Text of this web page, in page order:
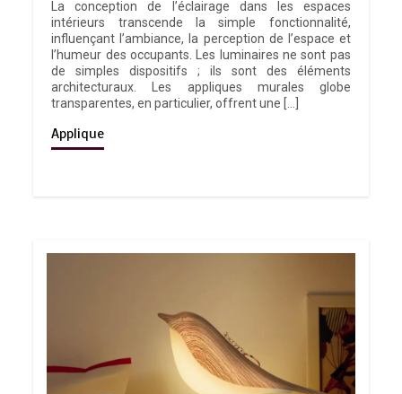
La conception de l’éclairage dans les espaces
intérieurs transcende la simple fonctionnalité,
influençant l’ambiance, la perception de l’espace et
l’humeur des occupants. Les luminaires ne sont pas
de simples dispositifs ; ils sont des éléments
architecturaux. Les appliques murales globe
transparentes, en particulier, offrent une […]
Applique